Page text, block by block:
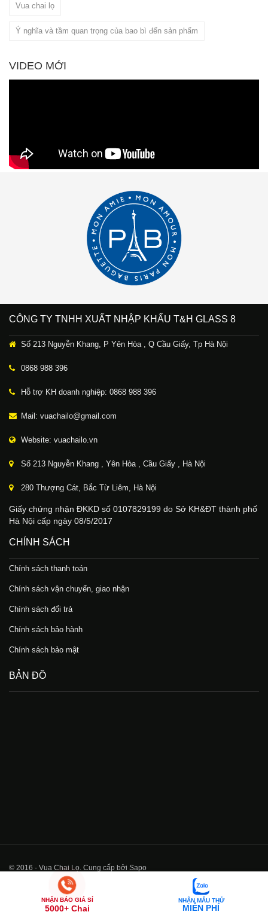
Vua chai lọ
Ý nghĩa và tầm quan trọng của bao bì đến sản phẩm
VIDEO MỚI
CÔNG TY TNHH XUẤT NHẬP KHẨU T&H GLASS 8
Số 213 Nguyễn Khang, P Yên Hòa , Q Cầu Giấy, Tp Hà Nội
0868 988 396
Hỗ trợ KH doanh nghiệp: 0868 988 396
Mail: vuachailo@gmail.com
Website: vuachailo.vn
Số 213 Nguyễn Khang , Yên Hòa , Cầu Giấy , Hà Nội
280 Thượng Cát, Bắc Từ Liêm, Hà Nội
Giấy chứng nhận ĐKKD số 0107829199 do Sở KH&ĐT thành phố
Hà Nội cấp ngày 08/5/2017
CHÍNH SÁCH
Chính sách thanh toán
Chính sách vận chuyển, giao nhận
Chính sách đổi trả
Chính sách bảo hành
Chính sách bảo mật
BẢN ĐỒ
© 2016 - Vua Chai Lọ. Cung cấp bởi Sapo
NHẬN BÁO GIÁ SỈ
5000+ Chai
NHẬN MẪU THỬ
MIỄN PHÍ